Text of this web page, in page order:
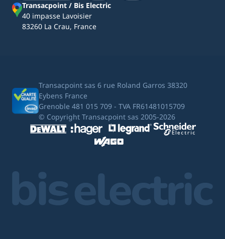
Transacpoint / Bis Electric
40 impasse Lavoisier
83260 La Crau, France
Transacpoint sas 6 rue Roland Garros 38320
Eybens France
Grenoble 481 015 709 - TVA FR61481015709
© Copyright Transacpoint sas 2005-2026